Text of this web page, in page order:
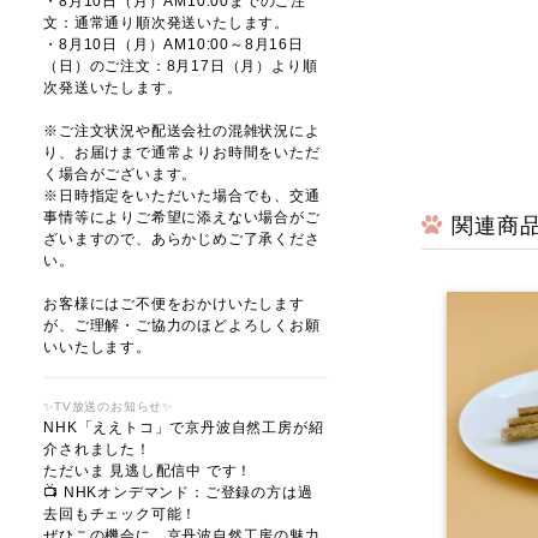
文：通常通り順次発送いたします。
・8月10日（月）AM10:00～8月16日
（日）のご注文：8月17日（月）より順
次発送いたします。
※ご注文状況や配送会社の混雑状況によ
り、お届けまで通常よりお時間をいただ
く場合がございます。
※日時指定をいただいた場合でも、交通
事情等によりご希望に添えない場合がご
ざいますので、あらかじめご了承くださ
い。
お客様にはご不便をおかけいたします
が、ご理解・ご協力のほどよろしくお願
いいたします。
✨TV放送のお知らせ✨
NHK「ええトコ」で京丹波自然工房が紹
介されました！
ただいま 見逃し配信中 です！
📺 NHKオンデマンド：ご登録の方は過
去回もチェック可能！
関連商